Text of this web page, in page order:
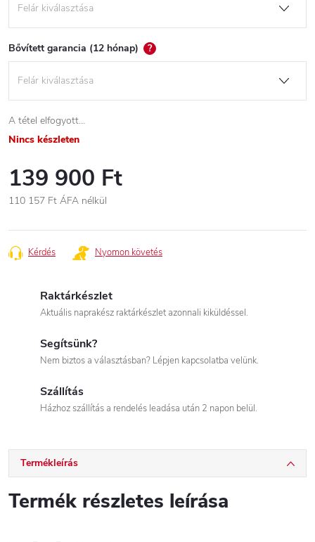
Bővített garancia (12 hónap) ?
A tétel elfogyott…
Nincs készleten
139 900 Ft
110 157 Ft ÁFA nélkül
Kérdés Nyomon követés
Raktárkészlet
Aktuális naprakész raktárkészlet azonnali kiküldéssel.
Segítsünk?
Nem biztos a választásban? Lépjen kapcsolatba velünk.
Szállítás
Házhoz szállítás a rendelés leadása után 2 napon belül.
Termékleírás
Termék részletes leírása